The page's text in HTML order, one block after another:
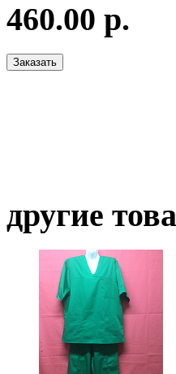
460.00 р.
другие